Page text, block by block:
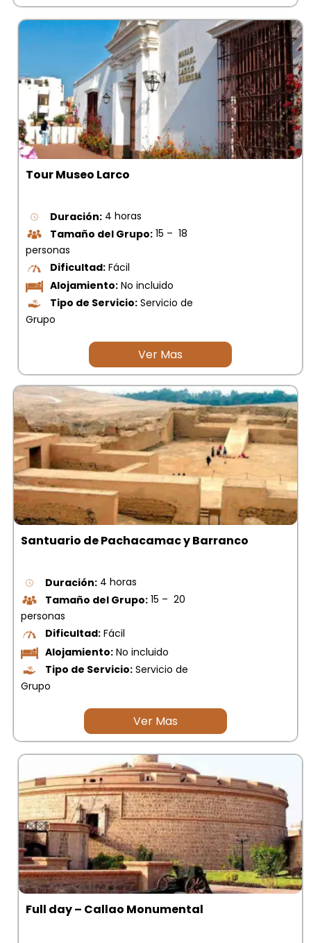
Tour Museo Larco
Duración: 4 horas
Tamaño del Grupo: 15 – 18
personas
Dificultad: Fácil
Alojamiento: No incluido
Tipo de Servicio: Servicio de
Grupo
Ver Mas
Santuario de Pachacamac y Barranco
Duración: 4 horas
Tamaño del Grupo: 15 – 20
personas
Dificultad: Fácil
Alojamiento: No incluido
Tipo de Servicio: Servicio de
Grupo
Ver Mas
Full day – Callao Monumental